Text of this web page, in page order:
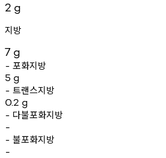
2 g
지방
7 g
- 포화지방
5 g
- 트랜스지방
0.2 g
- 다불포화지방
-
- 불포화지방
-